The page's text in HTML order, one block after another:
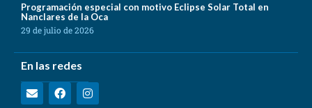
Programación especial con motivo Eclipse Solar Total en
Nanclares de la Oca
29 de julio de 2026
En las redes